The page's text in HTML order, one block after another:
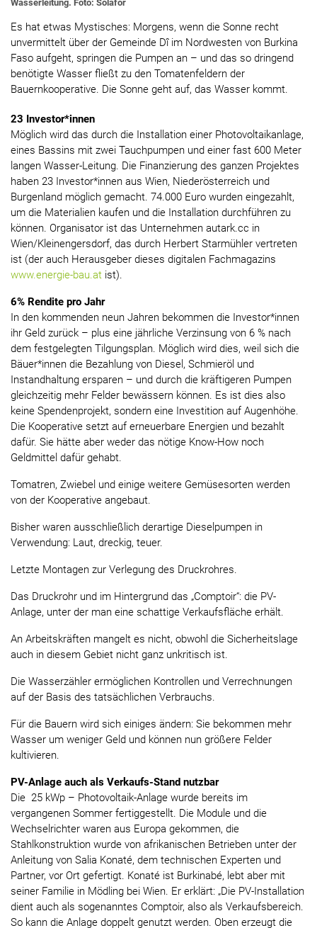
Wasserleitung. Foto: Solafor
Es hat etwas Mystisches: Morgens, wenn die Sonne recht
unvermittelt über der Gemeinde Dî im Nordwesten von Burkina
Faso aufgeht, springen die Pumpen an – und das so dringend
benötigte Wasser fließt zu den Tomatenfeldern der
Bauernkooperative. Die Sonne geht auf, das Wasser kommt.
23 Investor*innen
Möglich wird das durch die Installation einer Photovoltaikanlage,
eines Bassins mit zwei Tauchpumpen und einer fast 600 Meter
langen Wasser-Leitung. Die Finanzierung des ganzen Projektes
haben 23 Investor*innen aus Wien, Niederösterreich und
Burgenland möglich gemacht. 74.000 Euro wurden eingezahlt,
um die Materialien kaufen und die Installation durchführen zu
können. Organisator ist das Unternehmen autark.cc in
Wien/Kleinengersdorf, das durch Herbert Starmühler vertreten
ist (der auch Herausgeber dieses digitalen Fachmagazins
www.energie-bau.at ist).
6% Rendite pro Jahr
In den kommenden neun Jahren bekommen die Investor*innen
ihr Geld zurück – plus eine jährliche Verzinsung von 6 % nach
dem festgelegten Tilgungsplan. Möglich wird dies, weil sich die
Bäuer*innen die Bezahlung von Diesel, Schmieröl und
Instandhaltung ersparen – und durch die kräftigeren Pumpen
gleichzeitig mehr Felder bewässern können. Es ist dies also
keine Spendenprojekt, sondern eine Investition auf Augenhöhe.
Die Kooperative setzt auf erneuerbare Energien und bezahlt
dafür. Sie hätte aber weder das nötige Know-How noch
Geldmittel dafür gehabt.
Tomatren, Zwiebel und einige weitere Gemüsesorten werden
von der Kooperative angebaut.
Bisher waren ausschließlich derartige Dieselpumpen in
Verwendung: Laut, dreckig, teuer.
Letzte Montagen zur Verlegung des Druckrohres.
Das Druckrohr und im Hintergrund das „Comptoir“: die PV-
Anlage, unter der man eine schattige Verkaufsfläche erhält.
An Arbeitskräften mangelt es nicht, obwohl die Sicherheitslage
auch in diesem Gebiet nicht ganz unkritisch ist.
Die Wasserzähler ermöglichen Kontrollen und Verrechnungen
auf der Basis des tatsächlichen Verbrauchs.
Für die Bauern wird sich einiges ändern: Sie bekommen mehr
Wasser um weniger Geld und können nun größere Felder
kultivieren.
PV-Anlage auch als Verkaufs-Stand nutzbar
Die 25 kWp – Photovoltaik-Anlage wurde bereits im
vergangenen Sommer fertiggestellt. Die Module und die
Wechselrichter waren aus Europa gekommen, die
Stahlkonstruktion wurde von afrikanischen Betrieben unter der
Anleitung von Salia Konaté, dem technischen Experten und
Partner, vor Ort gefertigt. Konaté ist Burkinabé, lebt aber mit
seiner Familie in Mödling bei Wien. Er erklärt: „Die PV-Installation
dient auch als sogenanntes Comptoir, also als Verkaufsbereich.
So kann die Anlage doppelt genutzt werden. Oben erzeugt die